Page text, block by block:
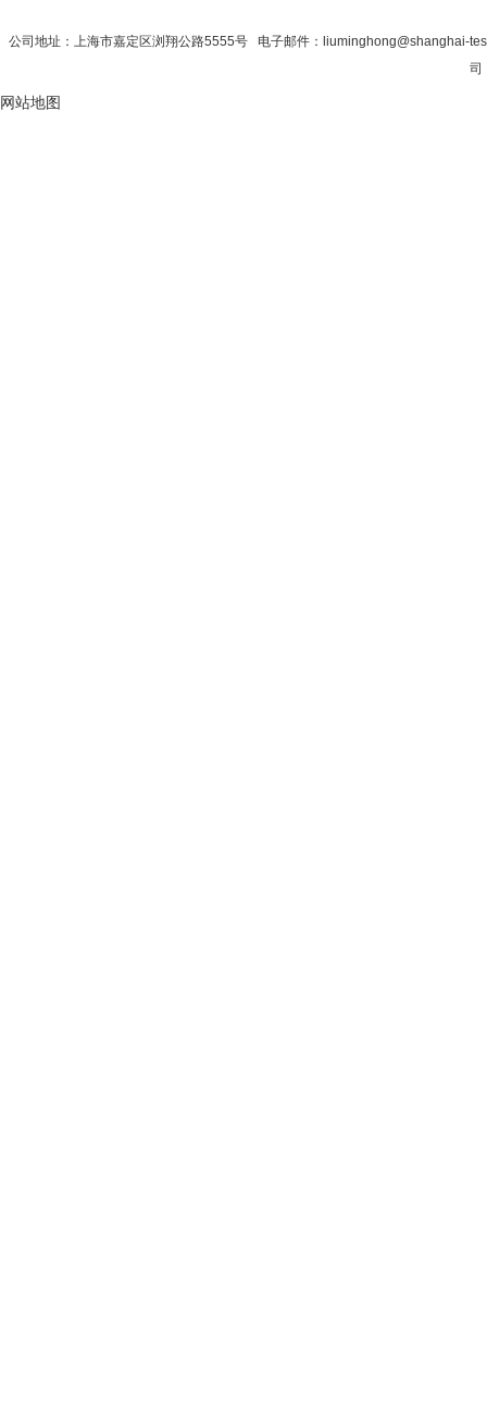
公司地址：上海市嘉定区浏翔公路5555号 电子邮件：liuminghong@shanghai-
司
网站地图